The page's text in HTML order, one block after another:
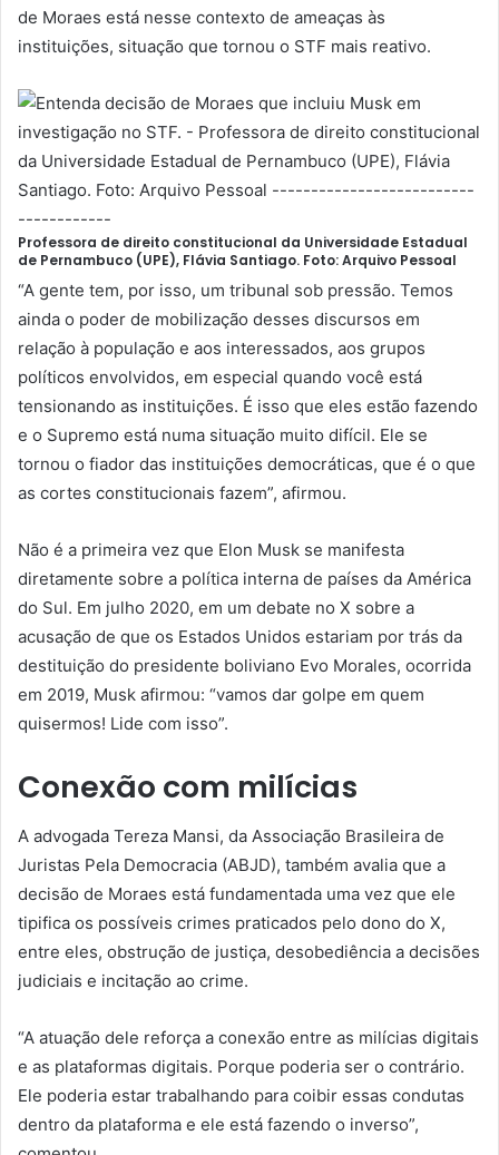
de Moraes está nesse contexto de ameaças às
instituições, situação que tornou o STF mais reativo.
Professora de direito constitucional da Universidade Estadual
de Pernambuco (UPE), Flávia Santiago. Foto: Arquivo Pessoal
“A gente tem, por isso, um tribunal sob pressão. Temos
ainda o poder de mobilização desses discursos em
relação à população e aos interessados, aos grupos
políticos envolvidos, em especial quando você está
tensionando as instituições. É isso que eles estão fazendo
e o Supremo está numa situação muito difícil. Ele se
tornou o fiador das instituições democráticas, que é o que
as cortes constitucionais fazem”, afirmou.
Não é a primeira vez que Elon Musk se manifesta
diretamente sobre a política interna de países da América
do Sul. Em julho 2020, em um debate no X sobre a
acusação de que os Estados Unidos estariam por trás da
destituição do presidente boliviano Evo Morales, ocorrida
em 2019, Musk afirmou: “vamos dar golpe em quem
quisermos! Lide com isso”.
Conexão com milícias
A advogada Tereza Mansi, da Associação Brasileira de
Juristas Pela Democracia (ABJD), também avalia que a
decisão de Moraes está fundamentada uma vez que ele
tipifica os possíveis crimes praticados pelo dono do X,
entre eles, obstrução de justiça, desobediência a decisões
judiciais e incitação ao crime.
“A atuação dele reforça a conexão entre as milícias digitais
e as plataformas digitais. Porque poderia ser o contrário.
Ele poderia estar trabalhando para coibir essas condutas
dentro da plataforma e ele está fazendo o inverso”,